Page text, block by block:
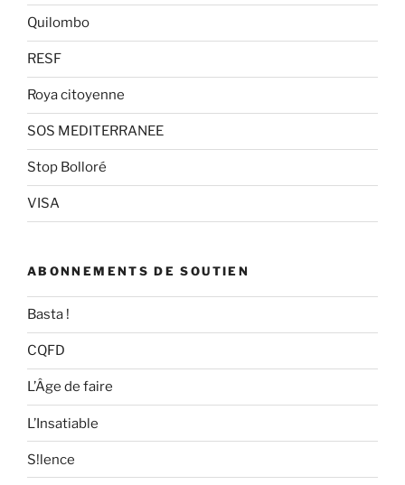
Quilombo
RESF
Roya citoyenne
SOS MEDITERRANEE
Stop Bolloré
VISA
ABONNEMENTS DE SOUTIEN
Basta !
CQFD
L’Âge de faire
L’Insatiable
S!lence